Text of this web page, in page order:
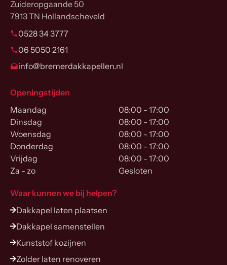
Zuideropgaande 50
7913 TN Hollandscheveld
0528 34 3777
06 5050 2161
info@bremerdakkapellen.nl
Openingstijden
Maandag
Dinsdag
Woensdag
Donderdag
Vrijdag
Za - zo
08:00 - 17:00
08:00 - 17:00
08:00 - 17:00
08:00 - 17:00
08:00 - 17:00
Gesloten
Waar kunnen we bij helpen?
Dakkapel laten plaatsen
Dakkapel samenstellen
Kunststof kozijnen
Zolder laten renoveren